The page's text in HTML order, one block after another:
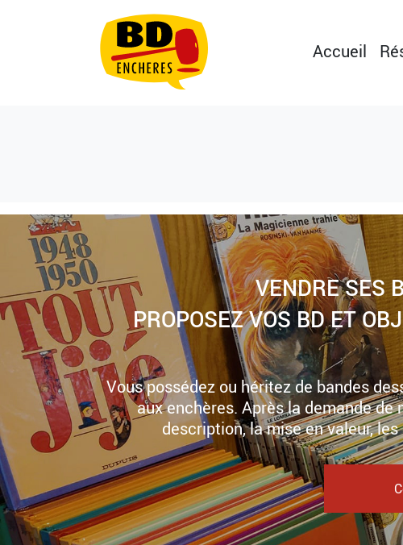
Accueil
VENDRE SES
PROPOSEZ VOS BD ET
Vous possédez ou héritez de bandes
aux enchères. Après la demande de
description, la mise en valeur,